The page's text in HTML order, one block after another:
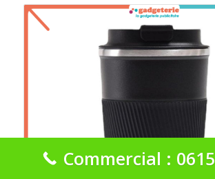
Commercial :